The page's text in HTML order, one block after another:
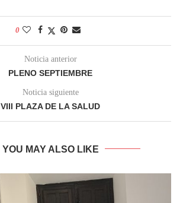
0
Noticia anterior
PLENO SEPTIEMBRE
Noticia siguiente
VIII PLAZA DE LA SALUD
YOU MAY ALSO LIKE